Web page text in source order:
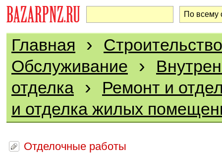
Главная ›
Обслуживание ›
отделка ›
Ремонт и
и отделка жилых
Отделочные работы